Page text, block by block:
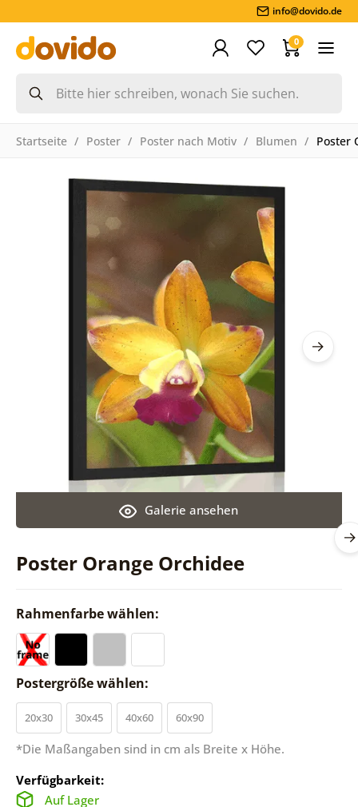
info@dovido.de
0
Startseite Poster Poster nach Motiv Blumen Poster
Poster Orange Orchidee
Galerie ansehen
Rahmenfarbe wählen:
Postergröße wählen:
20x30 30x45 40x60 60x90
*Die Maßangaben sind in cm als Breite x Höhe.
Verfügbarkeit:
Auf Lager